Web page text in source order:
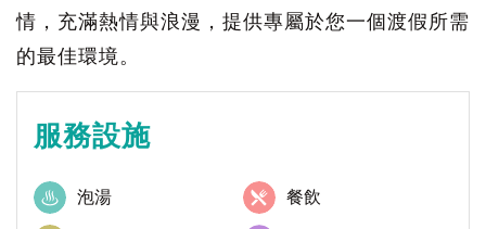
情，充滿熱情與浪漫，提供專屬於您一個渡假所需
的最佳環境。
服務設施
泡湯 餐飲